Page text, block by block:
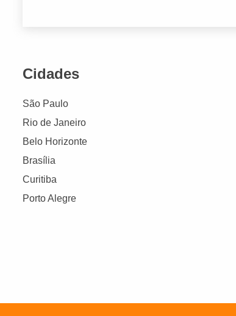
Cidades
São Paulo
Rio de Janeiro
Belo Horizonte
Brasília
Curitiba
Porto Alegre